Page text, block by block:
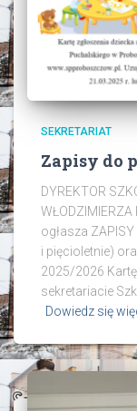
SEKRETARIAT
Zapisy do
DYREKTOR
WŁODZIMIERZA
ogłasza
i pięcioletnie)
2025/2026
sekretariacie
Dowiedz się